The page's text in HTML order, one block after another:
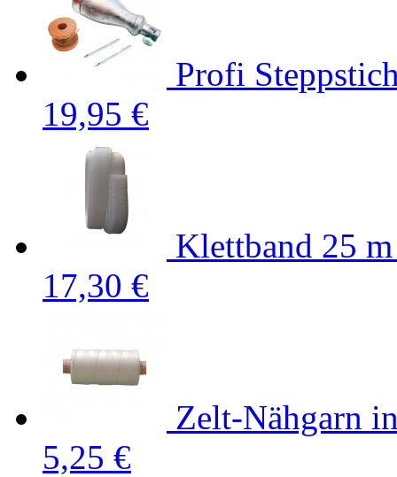
Profi
19,95 €
Klettband 25
17,30 €
Zelt-Nähgarn
5,25 €